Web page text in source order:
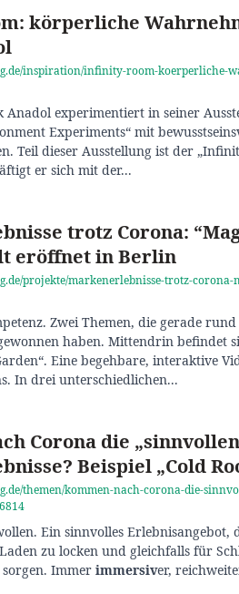
körperliche
inspiration/infinity-room-koerperliche-
Anadol experimentiert in seiner
Experiments“ mit
Teil dieser Ausstellung ist der
er sich mit der...
trotz Corona:
eröffnet in Berlin
projekte/markenerlebnisse-trotz-
Zwei Themen, die gerade
haben. Mittendrin befindet
Eine begehbare, interaktive
In drei unterschiedlichen...
Corona die
Beispiel „Cold
themen/kommen-nach-corona-die-
Ein sinnvolles Erlebnisangebot,
zu locken und gleichfalls für
Immer immersiver,